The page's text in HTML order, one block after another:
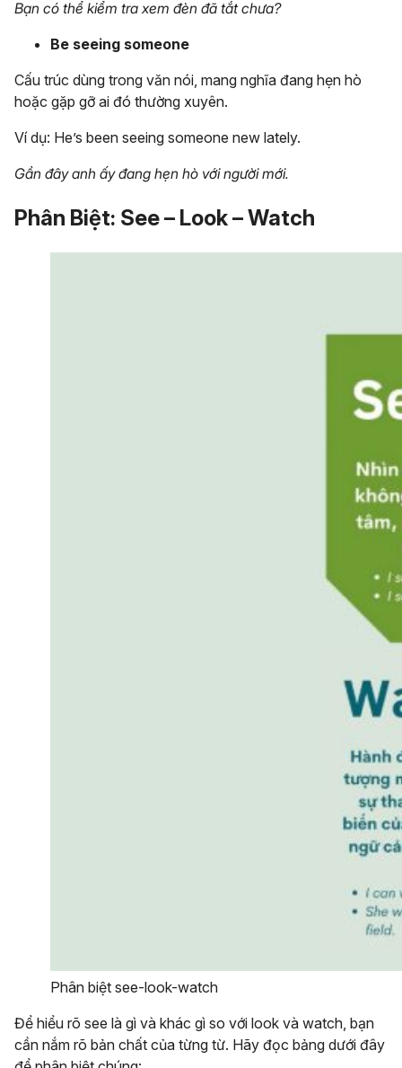
Bạn có thể kiểm tra xem đèn đã tắt chưa?
Be seeing someone
Cấu trúc dùng trong văn nói, mang nghĩa đang hẹn hò
hoặc gặp gỡ ai đó thường xuyên.
Ví dụ: He’s been seeing someone new lately.
Gần đây anh ấy đang hẹn hò với người mới.
Phân Biệt: See – Look – Watch
Phân biệt see-look-watch
Để hiểu rõ see là gì và khác gì so với look và watch, bạn
cần nắm rõ bản chất của từng từ. Hãy đọc bảng dưới đây